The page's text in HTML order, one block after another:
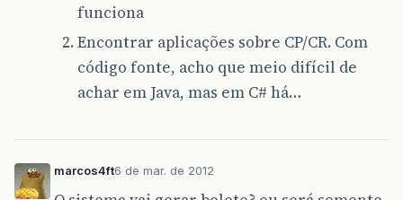
funciona
Encontrar aplicações sobre CP/CR. Com
código fonte, acho que meio difícil de
achar em Java, mas em C# há…
marcos4ft6 de mar. de 2012